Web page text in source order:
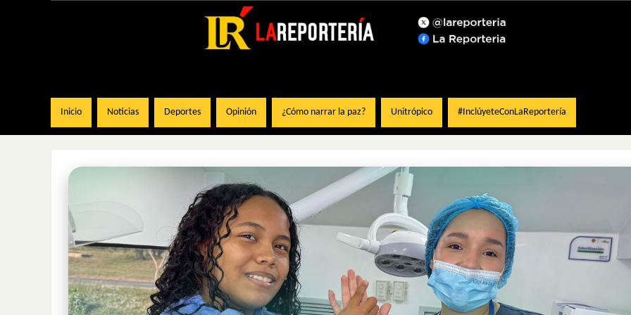
Inicio Noticias Deportes Opinión ¿Cómo narrar la paz? Unitrópico #InclúyeteConLaReportería